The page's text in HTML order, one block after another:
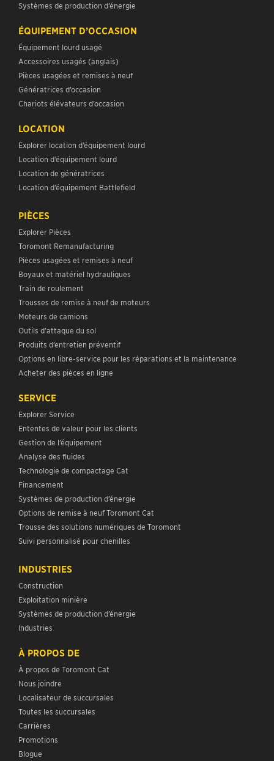
Systèmes de production d’énergie
ÉQUIPEMENT D’OCCASION
Équipement lourd usagé
Accessoires usagés (anglais)
Pièces usagées et remises à neuf
Génératrices d’occasion
Chariots élévateurs d’occasion
LOCATION
Explorer location d’équipement lourd
Location d’équipement lourd
Location de génératrices
Location d’équipement Battlefield
PIÈCES
Explorer Pièces
Toromont Remanufacturing
Pièces usagées et remises à neuf
Boyaux et matériel hydrauliques
Train de roulement
Trousses de remise à neuf de moteurs
Moteurs de camions
Outils d’attaque du sol
Produits d’entretien préventif
Options en libre-service pour les réparations et la maintenance
Acheter des pièces en ligne
SERVICE
Explorer Service
Ententes de valeur pour les clients
Gestion de l’équipement
Analyse des fluides
Technologie de compactage Cat
Financement
Systèmes de production d’énergie
Options de remise à neuf Toromont Cat
Trousse des solutions numériques de Toromont
Suivi personnalisé pour chenilles
INDUSTRIES
Construction
Exploitation minière
Systèmes de production d’énergie
Industries
À PROPOS DE
À propos de Toromont Cat
Nous joindre
Localisateur de succursales
Toutes les succursales
Carrières
Promotions
Blogue